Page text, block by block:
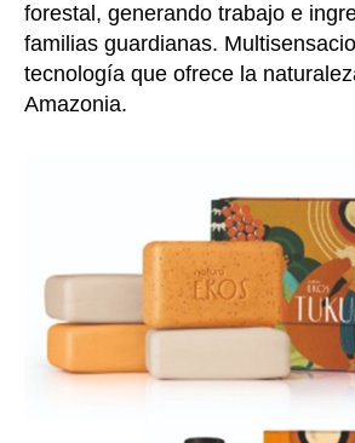
forestal, generando trabajo e
familias guardianas.
tecnología que ofrece la
Amazonia.